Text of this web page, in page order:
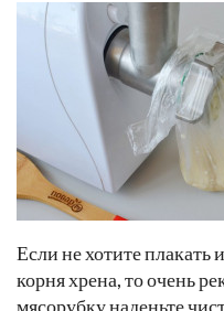
Если не хотите плакать
корня хрена, то очень
мясорубку наденьте